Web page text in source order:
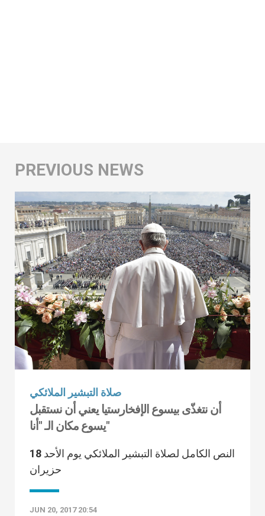
صلاة التبشير الملائكي
أن نتغذّى بيسوع الإفخارستيا يعني أن نستقبل
يسوع مكان الـ "أنا"
النص الكامل لصلاة التبشير الملائكي يوم الأحد 18
حزيران
JUN 20, 2017 20:54